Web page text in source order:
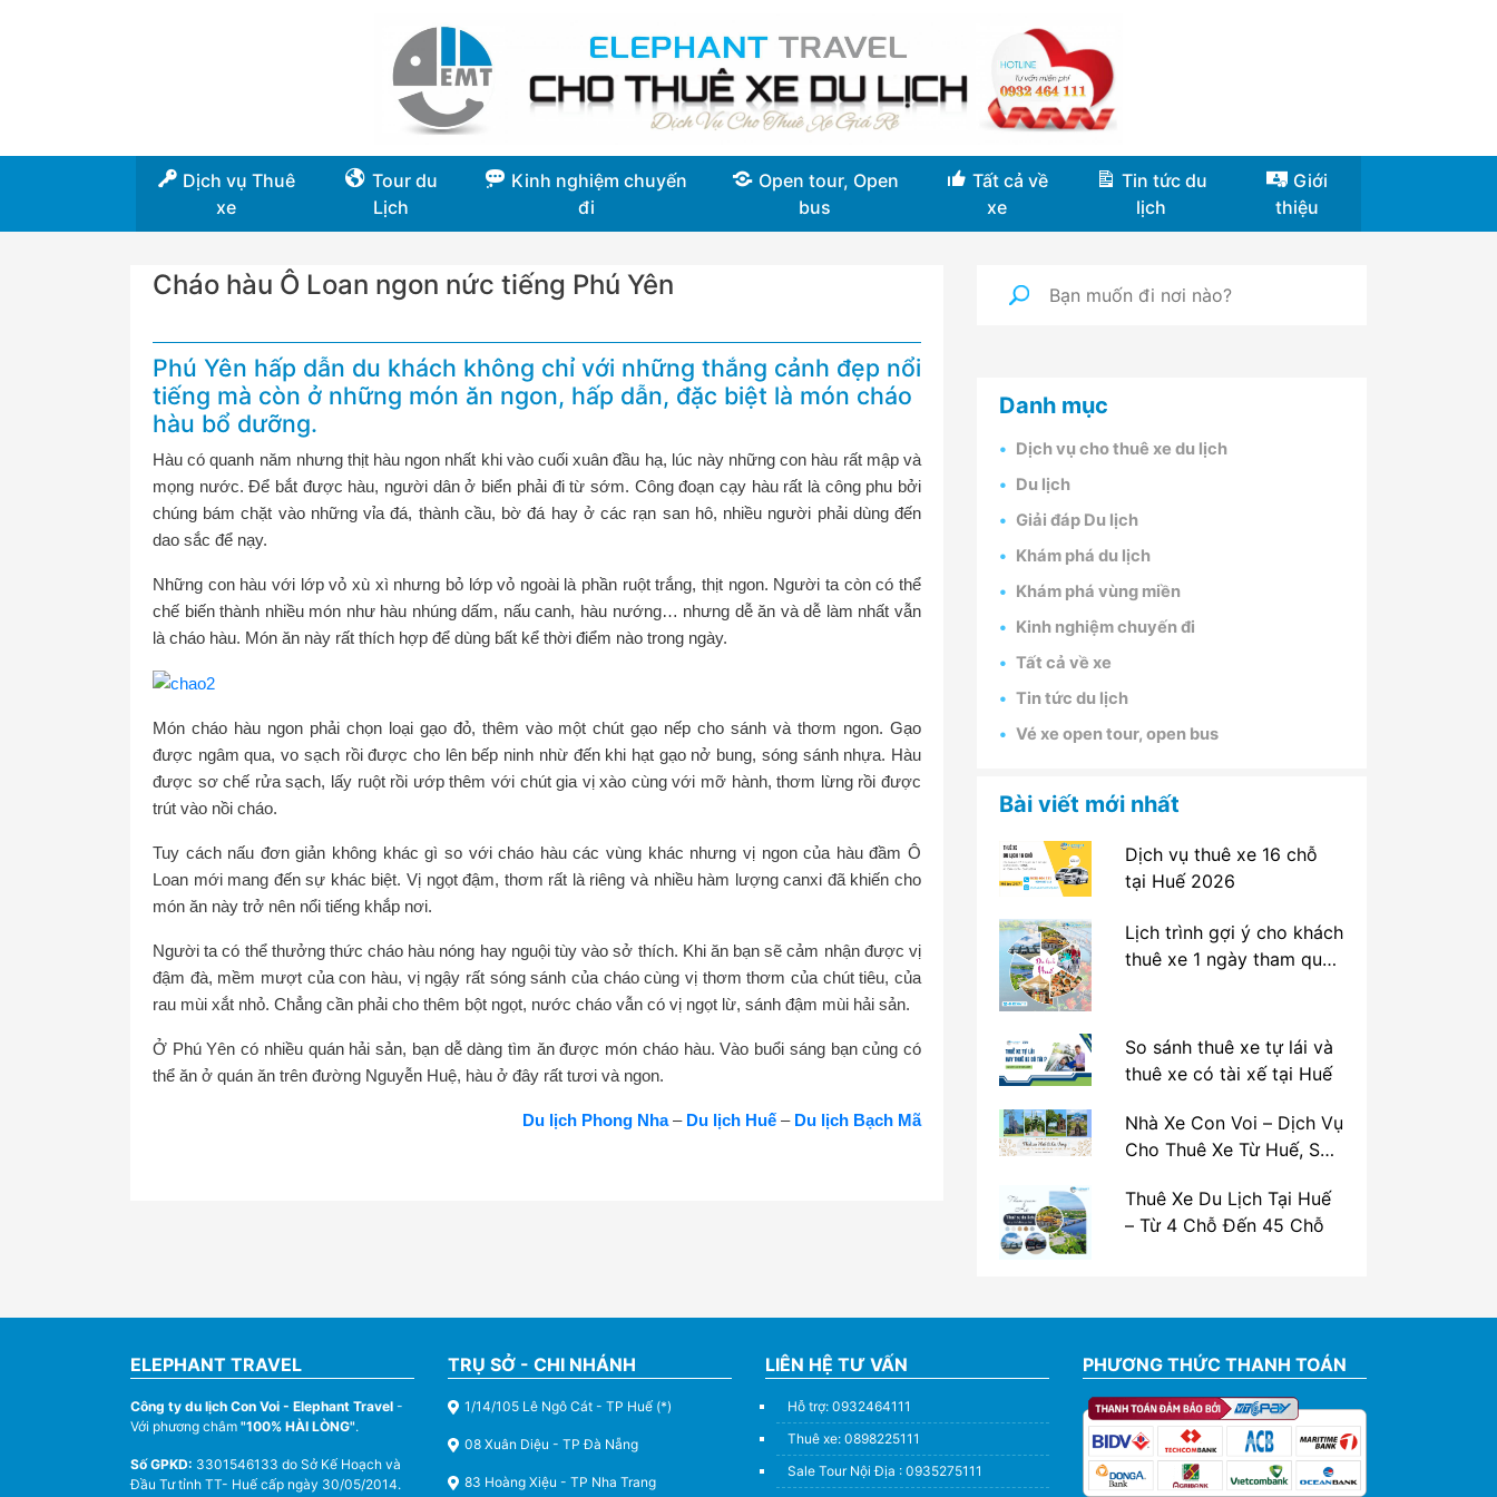
Dịch vụ Thuê
xe
Tour du
Lịch
Kinh nghiệm chuyến
đi
Open tour, Open
bus
Tất cả về
xe
Tin tức du
lịch
Giới
thiệu
Cháo hàu Ô Loan ngon nức tiếng Phú Yên
Phú Yên hấp dẫn du khách không chỉ với những thắng cảnh đẹp nổi
tiếng mà còn ở những món ăn ngon, hấp dẫn, đặc biệt là món cháo
hàu bổ dưỡng.
Hàu có quanh năm nhưng thịt hàu ngon nhất khi vào cuối xuân đầu hạ, lúc này những con hàu rất mập và
mọng nước. Để bắt được hàu, người dân ở biển phải đi từ sớm. Công đoạn cạy hàu rất là công phu bởi
chúng bám chặt vào những vỉa đá, thành cầu, bờ đá hay ở các rạn san hô, nhiều người phải dùng đến
dao sắc để nạy.
Những con hàu với lớp vỏ xù xì nhưng bỏ lớp vỏ ngoài là phần ruột trắng, thịt ngon. Người ta còn có thể
chế biến thành nhiều món như hàu nhúng dấm, nấu canh, hàu nướng… nhưng dễ ăn và dễ làm nhất vẫn
là cháo hàu. Món ăn này rất thích hợp để dùng bất kể thời điểm nào trong ngày.
Món cháo hàu ngon phải chọn loại gạo đỏ, thêm vào một chút gạo nếp cho sánh và thơm ngon. Gạo
được ngâm qua, vo sạch rồi được cho lên bếp ninh nhừ đến khi hạt gạo nở bung, sóng sánh nhựa. Hàu
được sơ chế rửa sạch, lấy ruột rồi ướp thêm với chút gia vị xào cùng với mỡ hành, thơm lừng rồi được
trút vào nồi cháo.
Tuy cách nấu đơn giản không khác gì so với cháo hàu các vùng khác nhưng vị ngon của hàu đầm Ô
Loan mới mang đến sự khác biệt. Vị ngọt đậm, thơm rất là riêng và nhiều hàm lượng canxi đã khiến cho
món ăn này trở nên nổi tiếng khắp nơi.
Người ta có thể thưởng thức cháo hàu nóng hay nguội tùy vào sở thích. Khi ăn bạn sẽ cảm nhận được vị
đậm đà, mềm mượt của con hàu, vị ngậy rất sóng sánh của cháo cùng vị thơm thơm của chút tiêu, của
rau mùi xắt nhỏ. Chẳng cần phải cho thêm bột ngọt, nước cháo vẫn có vị ngọt lừ, sánh đậm mùi hải sản.
Ở Phú Yên có nhiều quán hải sản, bạn dễ dàng tìm ăn được món cháo hàu. Vào buổi sáng bạn củng có
thể ăn ở quán ăn trên đường Nguyễn Huệ, hàu ở đây rất tươi và ngon.
Du lịch Phong Nha– Du lịch Huế – Du lịch Bạch Mã
Danh mục
Dịch vụ cho thuê xe du lịch
Du lịch
Giải đáp Du lịch
Khám phá du lịch
Khám phá vùng miền
Kinh nghiệm chuyến đi
Tất cả về xe
Tin tức du lịch
Vé xe open tour, open bus
Bài viết mới nhất
Dịch vụ thuê xe 16 chỗ
tại Huế 2026
Lịch trình gợi ý cho khách
thuê xe 1 ngày tham quan
So sánh thuê xe tự lái và
thuê xe có tài xế tại Huế
Nhà Xe Con Voi – Dịch Vụ
Cho Thuê Xe Từ Huế, Sân
La Vang
Thuê Xe Du Lịch Tại Huế
– Từ 4 Chỗ Đến 45 Chỗ
ELEPHANT TRAVEL
Công ty du lịch Con Voi - Elephant Travel -
Với phương châm "100% HÀI LÒNG".
Số GPKD: 3301546133 do Sở Kế Hoạch và
Đầu Tư tỉnh TT- Huế cấp ngày 30/05/2014.
TRỤ SỞ - CHI NHÁNH
1/14/105 Lê Ngô Cát - TP Huế (*)
08 Xuân Diệu - TP Đà Nẵng
83 Hoàng Xiệu - TP Nha Trang
LIÊN HỆ TƯ VẤN
Hỗ trợ: 0932464111
Thuê xe: 0898225111
Sale Tour Nội Địa : 0935275111
PHƯƠNG THỨC THANH TOÁN